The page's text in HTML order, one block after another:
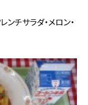
ンチサラダ・メロン・